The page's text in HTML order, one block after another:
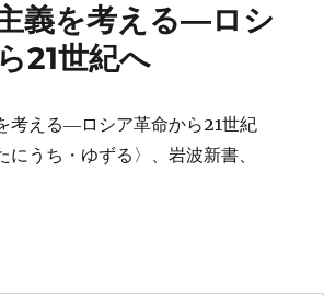
義を考える―ロシ
21世紀へ
考える―ロシア革命から21世紀
にうち・ゆずる〉、岩波新書、